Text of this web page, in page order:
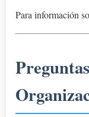
Para información